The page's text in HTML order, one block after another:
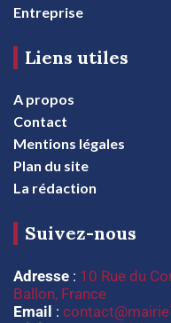
Entreprise
Liens utiles
A propos
Contact
Mentions légales
Plan du site
La rédaction
Suivez-nous
Adresse : 10 Rue du
Ballon, France
Email :